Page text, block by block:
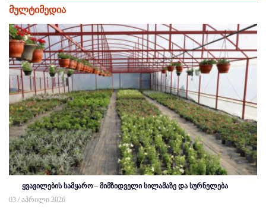
მულტიმედია
ყვავილების სამყარო – მიმზიდველი სილამაზე და სურნელება
03 / აპრილი 2026